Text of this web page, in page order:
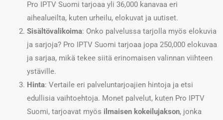
Pro IPTV Suomi tarjoaa yli 36,000 kanavaa eri
aihealueilta, kuten urheilu, elokuvat ja uutiset.
Sisältövalikoima: Onko palvelussa tarjolla myös elokuvia
ja sarjoja? Pro IPTV Suomi tarjoaa jopa 250,000 elokuvaa
ja sarjaa, mikä tekee siitä erinomaisen valinnan viihteen
ystäville.
Hinta: Vertaile eri palveluntarjoajien hintoja ja etsi
edullisia vaihtoehtoja. Monet palvelut, kuten Pro IPTV
Suomi, tarjoavat myös ilmaisen kokeilujakson, jonka